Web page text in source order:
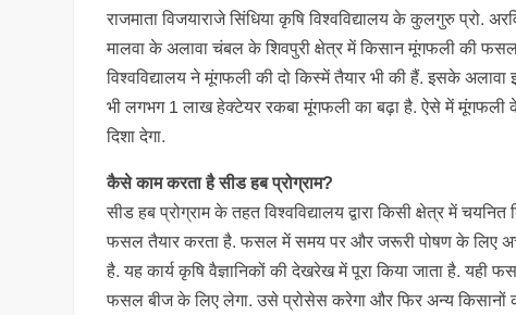
राजमाता विजयाराजे सिंधिया कृषि विश्वविद्यालय के कुलगुरु प्रो.
मालवा के अलावा चंबल के शिवपुरी क्षेत्र में किसान मूंगफली की
विश्वविद्यालय ने मूंगफली की दो किस्में तैयार भी की हैं. इसके
भी लगभग 1 लाख हेक्टेयर रकबा मूंगफली का बढ़ा है. ऐसे में मूंगफली
दिशा देगा.
कैसे काम करता है सीड हब प्रोग्राम?
सीड हब प्रोग्राम के तहत विश्वविद्यालय द्वारा किसी क्षेत्र में
फसल तैयार करता है. फसल में समय पर और जरूरी पोषण के लिए
है. यह कार्य कृषि वैज्ञानिकों की देखरेख में पूरा किया जाता है. यही
फसल बीज के लिए लेगा. उसे प्रोसेस करेगा और फिर अन्य किसानों